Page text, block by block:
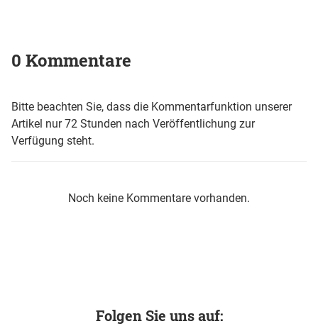
0 Kommentare
Bitte beachten Sie, dass die Kommentarfunktion unserer
Artikel nur 72 Stunden nach Veröffentlichung zur
Verfügung steht.
Noch keine Kommentare vorhanden.
Folgen Sie uns auf: